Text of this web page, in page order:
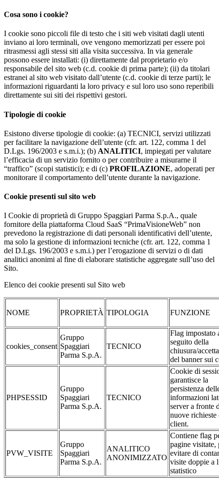
Cosa sono i cookie?
I cookie sono piccoli file di testo che i siti web visitati dagli utenti
inviano ai loro terminali, ove vengono memorizzati per essere poi
ritrasmessi agli stessi siti alla visita successiva. In via generale
possono essere installati: (i) direttamente dal proprietario e/o
responsabile del sito web (c.d. cookie di prima parte); (ii) da titolari
estranei al sito web visitato dall’utente (c.d. cookie di terze parti); le
informazioni riguardanti la loro privacy e sul loro uso sono reperibili
direttamente sui siti dei rispettivi gestori.
Tipologie di cookie
Esistono diverse tipologie di cookie: (a) TECNICI, servizi utilizzati
per facilitare la navigazione dell’utente (cfr. art. 122, comma 1 del
D.Lgs. 196/2003 e s.m.i.); (b) ANALITICI, impiegati per valutare
l’efficacia di un servizio fornito o per contribuire a misurarne il
“traffico” (scopi statistici); e di (c) PROFILAZIONE, adoperati per
monitorare il comportamento dell’utente durante la navigazione.
Cookie presenti sul sito web
I Cookie di proprietà di Gruppo Spaggiari Parma S.p.A., quale
fornitore della piattaforma Cloud SaaS “PrimaVisioneWeb” non
prevedono la registrazione di dati personali identificativi dell’utente,
ma solo la gestione di informazioni tecniche (cfr. art. 122, comma 1
del D.Lgs. 196/2003 e s.m.i.) per l’erogazione di servizi o di dati
analitici anonimi al fine di elaborare statistiche aggregate sull’uso del
Sito.
Elenco dei cookie presenti sul Sito web
NOME PROPRIETÀ TIPOLOGIA FUNZIONE
cookies_consent
Gruppo
Spaggiari
Parma S.p.A.
TECNICO
Flag impostato
seguito della
chiusura/
del banner sui
PHPSESSID
Gruppo
Spaggiari
Parma S.p.A.
TECNICO
Cookie di
garantisce la
persistenza
informazioni
server a fronte
nuove richieste
client.
PVW_VISITE
Gruppo
Spaggiari
Parma S.p.A.
ANALITICO
ANONIMIZZATO
Contiene flag
pagine visitate,
evitare di
visite doppie a
statistico